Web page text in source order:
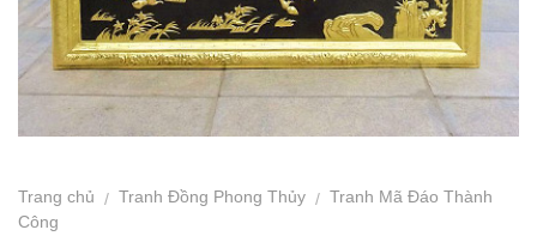
Trang chủ / Tranh Đồng Phong Thủy / Tranh Mã Đáo Thành
Công